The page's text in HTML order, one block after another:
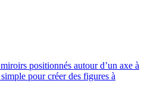
positionnés autour d’un axe à
pour créer des figures à